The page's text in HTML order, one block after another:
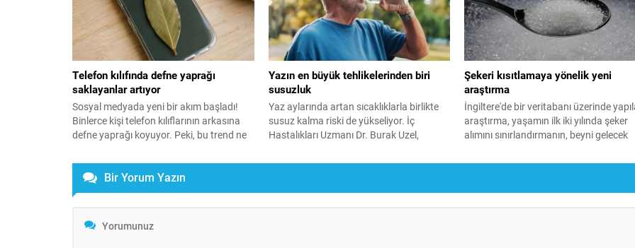
Telefon kılıfında defne yaprağı
saklayanlar artıyor
Sosyal medyada yeni bir akım başladı!
Binlerce kişi telefon kılıflarının arkasına
defne yaprağı koyuyor. Peki, bu trend ne
Yazın en büyük tehlikelerinden biri
susuzluk
Yaz aylarında artan sıcaklıklarla birlikte
susuz kalma riski de yükseliyor. İç
Hastalıkları Uzmanı Dr. Burak Uzel,
susamayı beklemeden düzenli su
klimaların yanlış kullanımının da çeşitli
Şekeri kısıtlamaya yönelik yeni
araştırma
İngiltere'de bir veritabanı üzerinde
araştırma, yaşamın ilk iki yılında şeker
alımını sınırlandırmanın, beyni gelecek
Bir Yorum Yazın